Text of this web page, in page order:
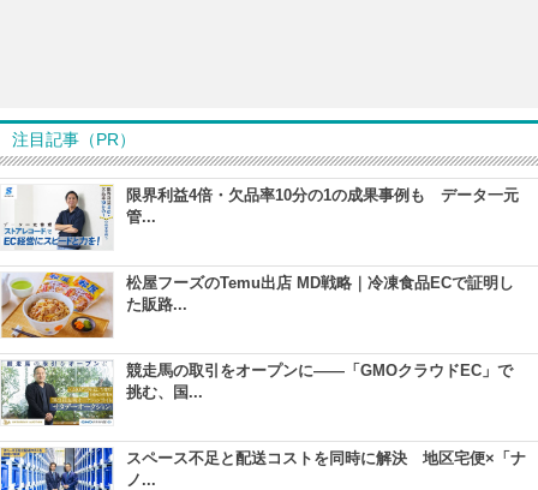
注目記事（PR）
限界利益4倍・欠品率10分の1の成果事例も データ一元
管...
松屋フーズのTemu出店 MD戦略｜冷凍食品ECで証明し
た販路...
競走馬の取引をオープンに――「GMOクラウドEC」で
挑む、国...
スペース不足と配送コストを同時に解決 地区宅便×「ナ
ノ...